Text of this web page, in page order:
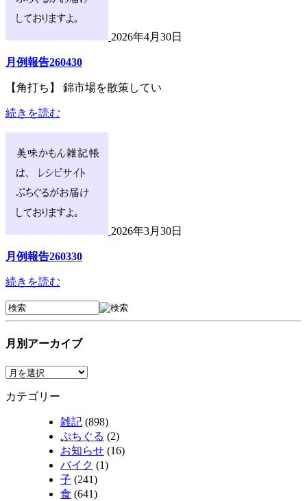
2026年4月30日
月例報告260430
【角打ち】 錦市場を散策してい
続きを読む
2026年3月30日
月例報告260330
続きを読む
月別アーカイブ
カテゴリー
雑記 (898)
ぷちぐる (2)
お知らせ (16)
バイク (1)
子 (241)
食 (641)